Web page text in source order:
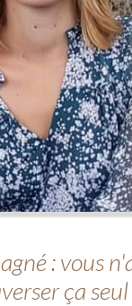
: vous
ça seul